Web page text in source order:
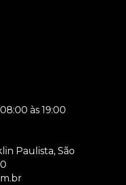
às 19:00
Paulista, São